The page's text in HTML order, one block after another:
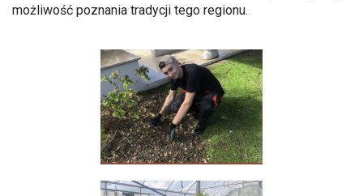
możliwość poznania tradycji tego regionu.